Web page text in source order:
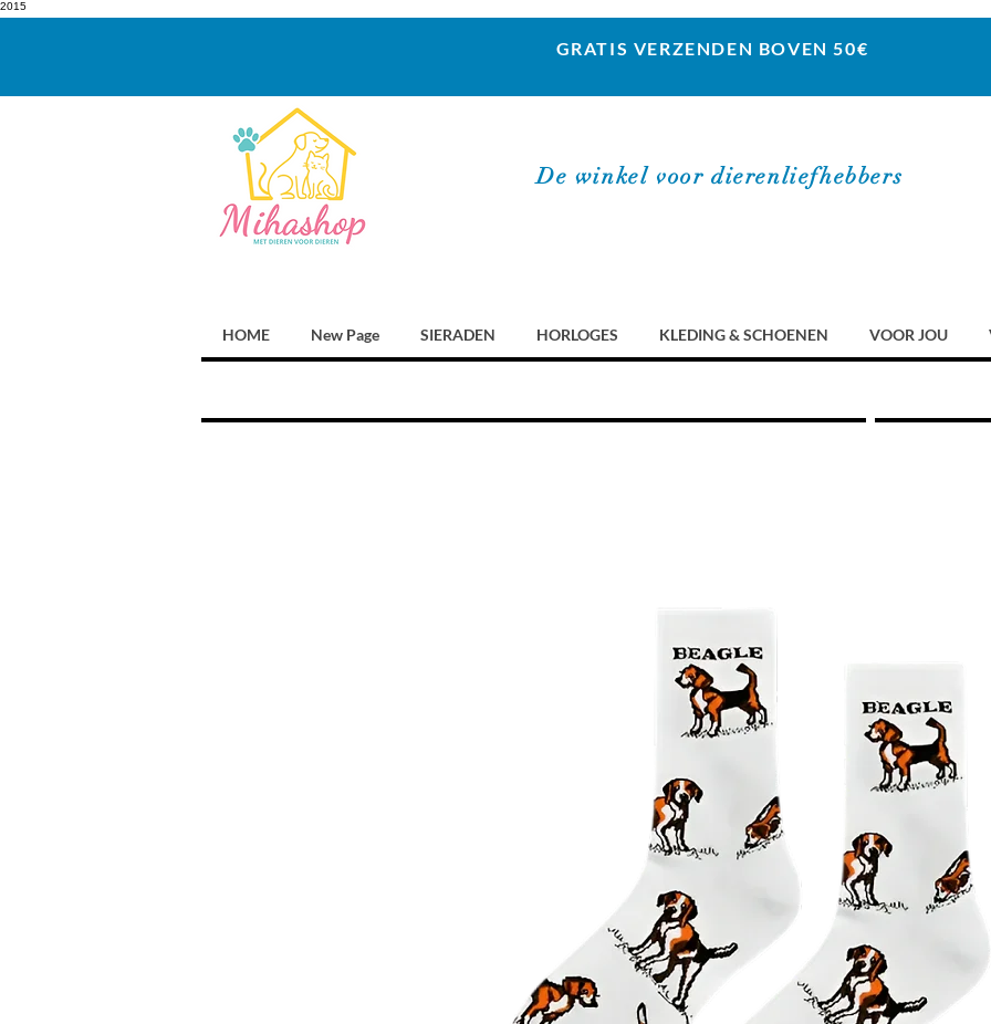
2015
GRATIS VERZENDEN BOVEN 50€
De winkel voor dierenliefhebbers
HOME New Page SIERADEN HORLOGES KLEDING & SCHOENEN VOOR JOU